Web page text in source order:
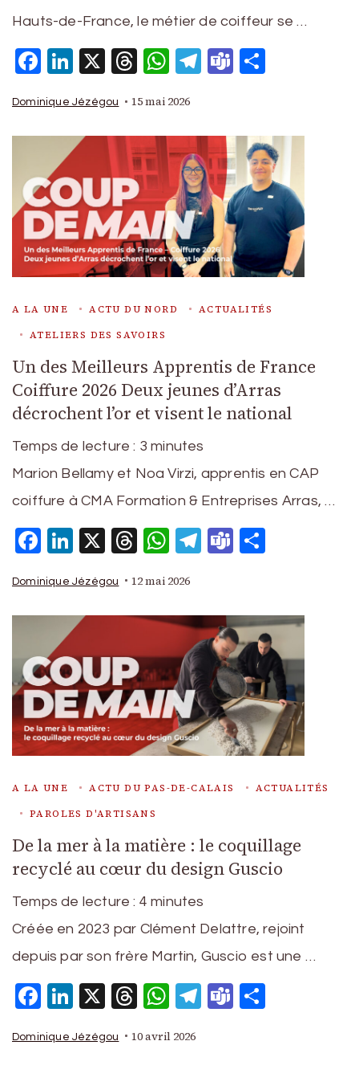
Hauts-de-France, le métier de coiffeur se …
Facebook
LinkedIn
X Threads
WhatsApp
Telegram
Teams
Dominique Jézégou 15 mai 2026
A LA UNE ACTU DU NORD
ACTUALITÉS
ATELIERS DES SAVOIRS
Un des Meilleurs Apprentis de France
Coiffure 2026 Deux jeunes d’Arras
décrochent l’or et visent le national
Temps de lecture : 3 minutes
Marion Bellamy et Noa Virzi, apprentis en CAP
coiffure à CMA Formation & Entreprises Arras, …
Facebook
LinkedIn
X Threads
WhatsApp
Telegram
Teams
Dominique Jézégou 12 mai 2026
A LA UNE ACTU DU PAS-DE-CALAIS
ACTUALITÉS
PAROLES D'ARTISANS
De la mer à la matière : le coquillage
recyclé au cœur du design Guscio
Temps de lecture : 4 minutes
Créée en 2023 par Clément Delattre, rejoint
depuis par son frère Martin, Guscio est une …
Facebook
LinkedIn
X Threads
WhatsApp
Telegram
Teams
Dominique Jézégou 10 avril 2026